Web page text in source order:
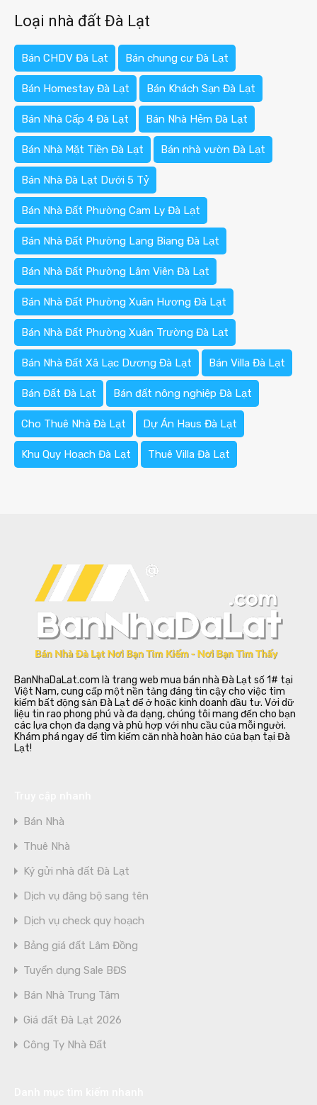
Loại nhà đất Đà Lạt
Bán CHDV Đà Lạt Bán chung cư Đà Lạt
Bán Homestay Đà Lạt Bán Khách Sạn Đà Lạt
Bán Nhà Cấp 4 Đà Lạt Bán Nhà Hẻm Đà Lạt
Bán Nhà Mặt Tiền Đà Lạt Bán nhà vườn Đà Lạt
Bán Nhà Đà Lạt Dưới 5 Tỷ
Bán Nhà Đất Phường Cam Ly Đà Lạt
Bán Nhà Đất Phường Lang Biang Đà Lạt
Bán Nhà Đất Phường Lâm Viên Đà Lạt
Bán Nhà Đất Phường Xuân Hương Đà Lạt
Bán Nhà Đất Phường Xuân Trường Đà Lạt
Bán Nhà Đất Xã Lạc Dương Đà Lạt Bán Villa Đà Lạt
Bán Đất Đà Lạt Bán đất nông nghiệp Đà Lạt
Cho Thuê Nhà Đà Lạt Dự Án Haus Đà Lạt
Khu Quy Hoạch Đà Lạt Thuê Villa Đà Lạt
BanNhaDaLat.com là trang web mua bán nhà Đà Lạt số 1# tại
Việt Nam, cung cấp một nền tảng đáng tin cậy cho việc tìm
kiếm bất động sản Đà Lạt để ở hoặc kinh doanh đầu tư. Với dữ
liệu tin rao phong phú và đa dạng, chúng tôi mang đến cho bạn
các lựa chọn đa dạng và phù hợp với nhu cầu của mỗi người.
Khám phá ngay để tìm kiếm căn nhà hoàn hảo của bạn tại Đà
Lạt!
Bán Nhà
Thuê Nhà
Ký gửi nhà đất Đà Lạt
Dịch vụ đăng bộ sang tên
Dịch vụ check quy hoạch
Bảng giá đất Lâm Đồng
Tuyển dụng Sale BĐS
Bán Nhà Trung Tâm
Giá đất Đà Lạt 2026
Công Ty Nhà Đất